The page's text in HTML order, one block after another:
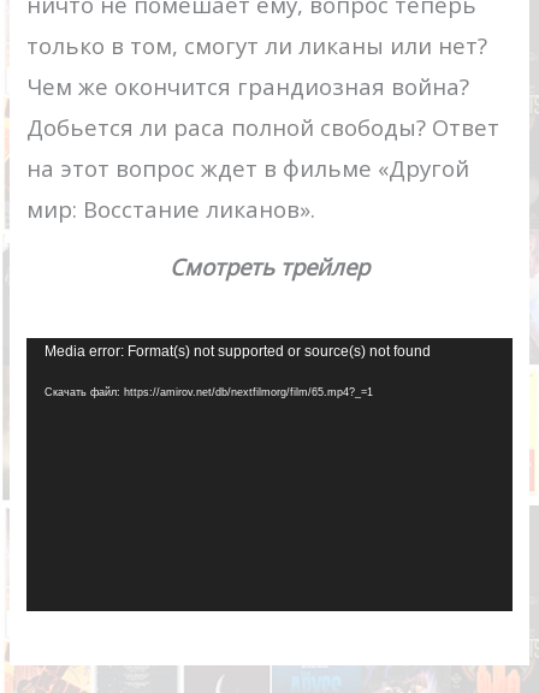
только в том, смогут ли ликаны или нет?
Чем же окончится грандиозная война?
Добьется ли раса полной свободы? Ответ
на этот вопрос ждет в фильме «Другой
мир: Восстание ликанов».
Смотреть трейлер
Видеоплеер
Media error: Format(s) not supported or source(s) not found
Скачать файл: https://amirov.net/db/nextfilmorg/film/65.mp4?_=1